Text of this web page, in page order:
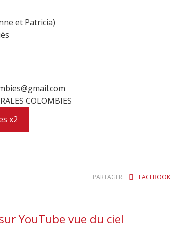
et Patricia)
COLOMBIES
x2
PARTAGER: FACEBOOK
YouTube vue du ciel